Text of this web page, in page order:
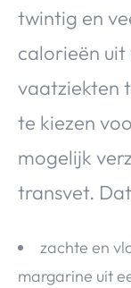
twintig en
calorieën
vaatziekten
te kiezen
mogelijk
transvet.
zachte en
margarine uit